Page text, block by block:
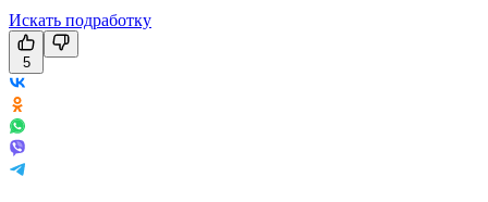
Искать подработку
5